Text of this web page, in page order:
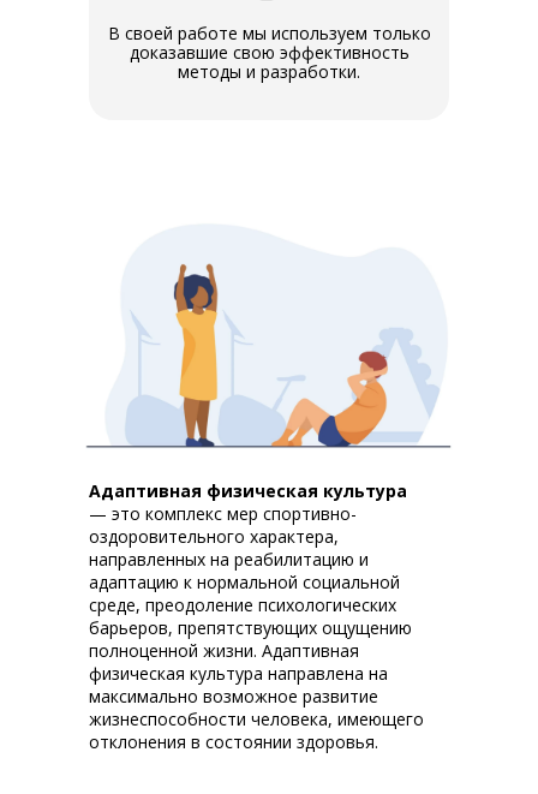
В своей работе мы используем только
доказавшие свою эффективность
методы и разработки.
Адаптивная физическая культура
— это комплекс мер спортивно-
оздоровительного характера,
направленных на реабилитацию и
адаптацию к нормальной социальной
среде, преодоление психологических
барьеров, препятствующих ощущению
полноценной жизни. Адаптивная
физическая культура направлена на
максимально возможное развитие
жизнеспособности человека, имеющего
отклонения в состоянии здоровья.